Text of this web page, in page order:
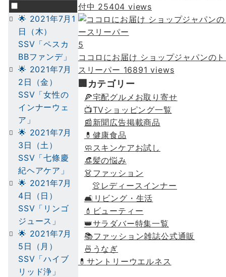
🌟 2021年7月1
日（木）
SSV「ペスカ
BBファンデ」
🌟 2021年7月
2日（金）
SSV「女性の
インナーウェ
ア」
🌟 2021年7月
3日（土）
SSV「七條慶
紀ヘアケア」
🌟 2021年7月
4日（日）
SSV「リンゴ
ジュース」
🌟 2021年7月
5日（月）
SSV「ハイブ
リッド浄」
付中 25404 views
5
ココロにお届け ショップジャパンの
スリーパー 16891 views
🏢カテゴリー
🍕宅配グルメお取り寄せ
📺TVショッピング一覧
📰新聞広告掲載商品
💊健康食品
🧼スキンケアお試し
👒髪の悩み
👗ファッション
👚レディースインナー
🛋リビング・生活
💄ビューティー
👑サラダバー特集一覧
📚ファッション雑誌公式通販
🍜うなぎ
💊 サントリーウエルネス